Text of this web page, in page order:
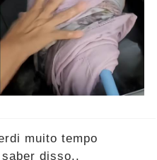
muito tempo
disso..